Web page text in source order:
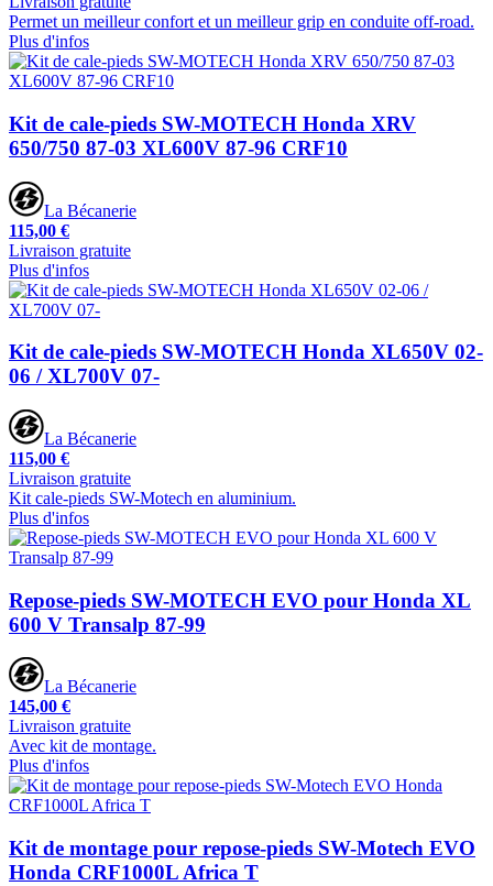
Permet un meilleur confort et un meilleur grip en conduite off-road.
Plus d'infos
Kit de cale-pieds SW-MOTECH Honda XRV
650/750 87-03 XL600V 87-96 CRF10
La Bécanerie
115,00 €
Livraison gratuite
Plus d'infos
Kit de cale-pieds SW-MOTECH Honda XL650V 02-
06 / XL700V 07-
La Bécanerie
115,00 €
Livraison gratuite
Kit cale-pieds SW-Motech en aluminium.
Plus d'infos
Repose-pieds SW-MOTECH EVO pour Honda XL
600 V Transalp 87-99
La Bécanerie
145,00 €
Livraison gratuite
Avec kit de montage.
Plus d'infos
Kit de montage pour repose-pieds SW-Motech EVO
Honda CRF1000L Africa T